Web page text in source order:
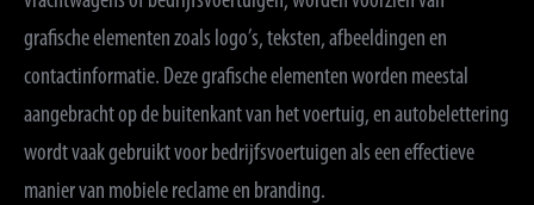
grafische elementen zoals logo’s, teksten, afbeeldingen en
contactinformatie. Deze grafische elementen worden meestal
aangebracht op de buitenkant van het voertuig, en autobelettering
wordt vaak gebruikt voor bedrijfsvoertuigen als een effectieve
manier van mobiele reclame en branding.